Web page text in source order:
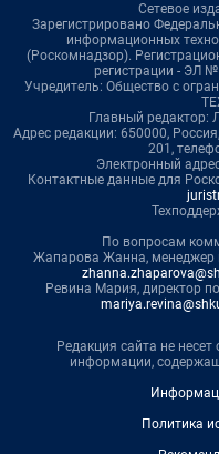
Сетевое
Зарегистрировано
информационных
(Роскомнадзор).
регистрации - ЭЛ
Учредитель: Общество с
Главный редактор:
Адрес редакции: 650000,
201,
Электронный
Контактные данные для
По вопросам
Жапарова Жанна, менеджер
Ревина Мария, директор
Редакция сайта не несет
информации,
Политика